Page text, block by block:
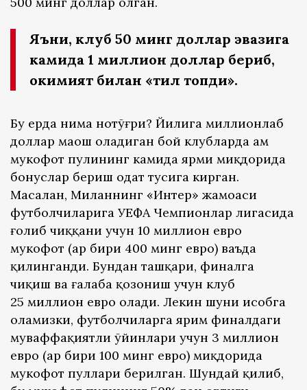
Яъни, клуб 50 минг доллар эвазига
камида 1 миллион доллар бериб,
ҳокимият билан «тил топди».
Бу ерда нима нотўғри? Йилига миллионлаб
доллар маош оладиган бой клубларда ҳам
мукофот пулининг камида ярми миқдорида
бонуслар бериш одат тусига кирган.
Масалан, Миланнинг «Интер» жамоаси
футболчиларига УEФА Чемпионлар лигасида
ғолиб чиққани учун 10 миллион евро
мукофот (ҳар бири 400 минг евро) ваъда
қилинганди. Бундан ташқари, финалга
чиқиш ва ғалаба қозониш учун клуб
25 миллион евро олади. Лекин шуни ҳисобга
оламизки, футболчиларга ярим финалдаги
муваффақиятли ўйинлари учун 3 миллион
евро (ҳар бири 100 минг евро) миқдорида
мукофот пуллари берилган. Шундай қилиб,